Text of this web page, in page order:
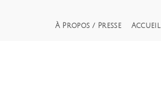
À Propos / Presse Accueil